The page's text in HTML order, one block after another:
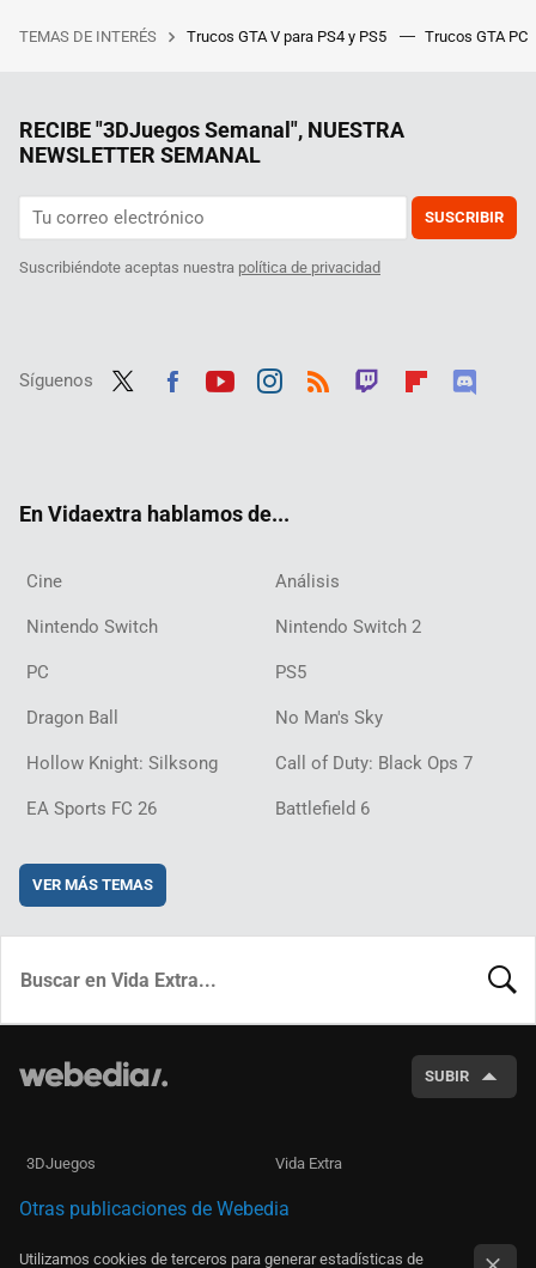
TEMAS DE INTERÉS Trucos GTA V para PS4 y PS5 Trucos GTA PC
RECIBE "3DJuegos Semanal", NUESTRA
NEWSLETTER SEMANAL
SUSCRIBIR
Suscribiéndote aceptas nuestra política de privacidad
Síguenos
En Vidaextra hablamos de...
Cine Análisis
Nintendo Switch Nintendo Switch 2
PC PS5
Dragon Ball No Man's Sky
Hollow Knight: Silksong Call of Duty: Black Ops 7
EA Sports FC 26 Battlefield 6
VER MÁS TEMAS
SUBIR
3DJuegos Vida Extra
Otras publicaciones de Webedia
Utilizamos cookies de terceros para generar estadísticas de